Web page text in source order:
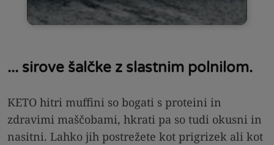
... sirove šalčke z slastnim polnilom.
KETO hitri muffini so bogati s proteini in
zdravimi maščobami, hkrati pa so tudi okusni in
nasitni. Lahko jih postrežete kot prigrizek ali kot